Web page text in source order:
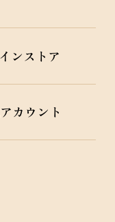
ンストア
カウント